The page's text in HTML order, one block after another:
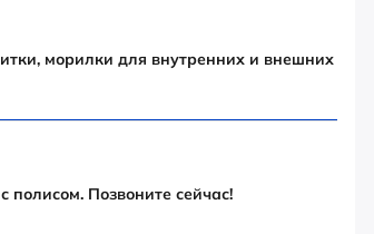
морилки для внутренних и внешних
полисом. Позвоните сейчас!